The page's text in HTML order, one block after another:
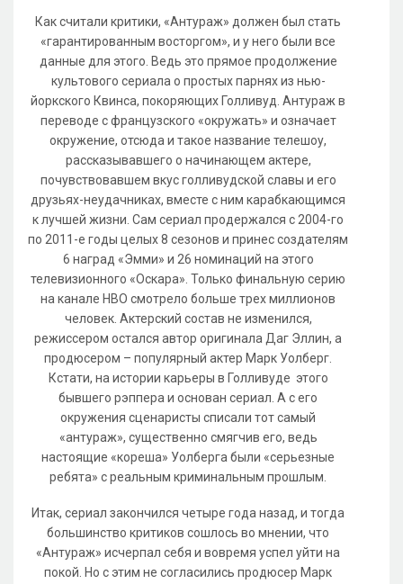
Как считали критики, «Антураж» должен был стать
«гарантированным восторгом», и у него были все
данные для этого. Ведь это прямое продолжение
культового сериала о простых парнях из нью-
йоркского Квинса, покоряющих Голливуд. Антураж в
переводе с французского «окружать» и означает
окружение, отсюда и такое название телешоу,
рассказывавшего о начинающем актере,
почувствовавшем вкус голливудской славы и его
друзьях-неудачниках, вместе с ним карабкающимся
к лучшей жизни. Сам сериал продержался с 2004-го
по 2011-е годы целых 8 сезонов и принес создателям
6 наград «Эмми» и 26 номинаций на этого
телевизионного «Оскара». Только финальную серию
на канале HBO смотрело больше трех миллионов
человек. Актерский состав не изменился,
режиссером остался автор оригинала Даг Эллин, а
продюсером – популярный актер Марк Уолберг.
Кстати, на истории карьеры в Голливуде этого
бывшего рэппера и основан сериал. А с его
окружения сценаристы списали тот самый
«антураж», существенно смягчив его, ведь
настоящие «кореша» Уолберга были «серьезные
ребята» с реальным криминальным прошлым.
Итак, сериал закончился четыре года назад, и тогда
большинство критиков сошлось во мнении, что
«Антураж» исчерпал себя и вовремя успел уйти на
покой. Но с этим не согласились продюсер Марк